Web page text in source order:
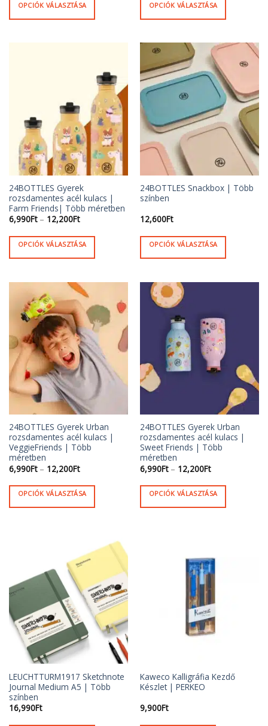
12,200Ft
OPCIÓK VÁLASZTÁSA
termékoldalon
választhatók
12,200Ft
OPCIÓK VÁLASZTÁSA
terméknek
variációja
van.
A
változatok
a
termékoldalon
választhatók
24BOTTLES Gyerek
rozsdamentes acél kulacs |
Farm Friends| Több méretben
6,990Ft – 12,200FtÁrtartomány:
6,990Ft
-
12,200Ft
OPCIÓK VÁLASZTÁSA
terméknek
több
variációja
A
változatok
a
termékoldalon
választhatók
24BOTTLES Snackbox | Több
színben
12,600Ft
OPCIÓK VÁLASZTÁSA
terméknek
több
variációja
változatok
a
termékoldalon
választhatók
24BOTTLES Gyerek Urban
rozsdamentes acél kulacs |
VeggieFriends | Több
méretben
6,990Ft – 12,200FtÁrtartomány:
6,990Ft
-
12,200Ft
OPCIÓK VÁLASZTÁSA
A
a
termékoldalon
választhatók
24BOTTLES Gyerek Urban
rozsdamentes acél kulacs |
Sweet Friends | Több
méretben
6,990Ft – 12,200FtÁrtartomány:
6,990Ft
-
12,200Ft
OPCIÓK VÁLASZTÁSA
termékoldalon
LEUCHTTURM1917 Sketchnote
Journal Medium A5 | Több
színben
16,990Ft
Kaweco Kalligráfia Kezdő
Készlet | PERKEO
9,900Ft